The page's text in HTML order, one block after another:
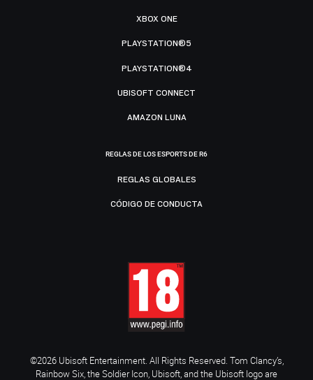
XBOX ONE
PLAYSTATION®5
PLAYSTATION®4
UBISOFT CONNECT
AMAZON LUNA
REGLAS DE LOS ESPORTS DE R6
REGLAS GLOBALES
CÓDIGO DE CONDUCTA
©2026 Ubisoft Entertainment. All Rights Reserved. Tom Clancy’s,
Rainbow Six, the Soldier Icon, Ubisoft, and the Ubisoft logo are